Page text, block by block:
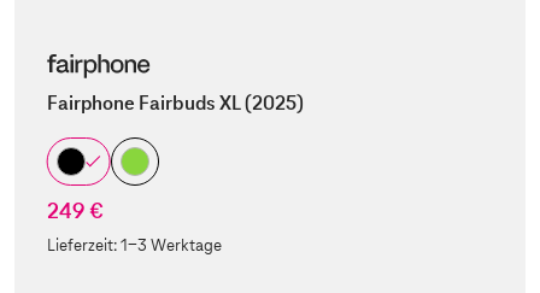
Fairphone Fairbuds XL (2025)
249 €
Lieferzeit:1-3 Werktage